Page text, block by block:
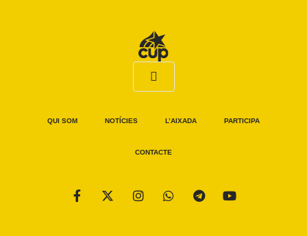
QUI SOM NOTÍCIES L’AIXADA PARTICIPA
CONTACTE